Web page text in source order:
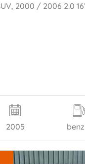
2000 / 2006 2.0
2005